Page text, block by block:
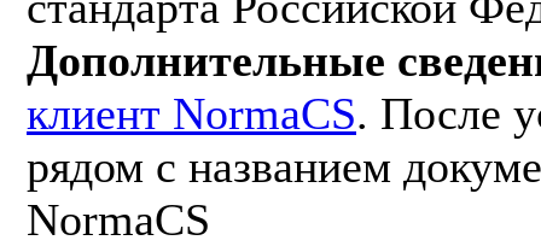
Дополнительные
клиент NormaCS. После
рядом с названием
NormaCS